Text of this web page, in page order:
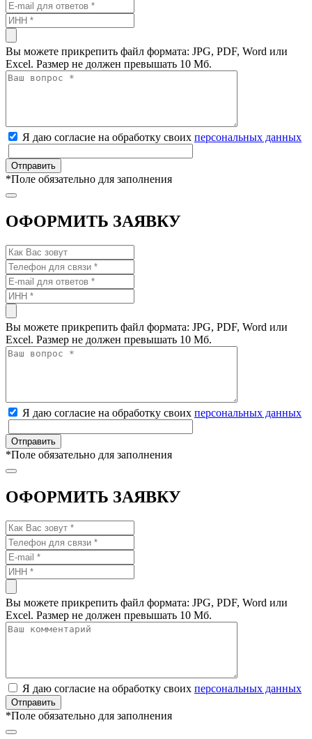
Вы можете прикрепить файл формата: JPG, PDF, Word или
Excel. Размер не должен превышать 10 Мб.
Я даю согласие на обработку своих персональных данных
*Поле обязательно для заполнения
ОФОРМИТЬ ЗАЯВКУ
Вы можете прикрепить файл формата: JPG, PDF, Word или
Excel. Размер не должен превышать 10 Мб.
Я даю согласие на обработку своих персональных данных
*Поле обязательно для заполнения
ОФОРМИТЬ ЗАЯВКУ
Вы можете прикрепить файл формата: JPG, PDF, Word или
Excel. Размер не должен превышать 10 Мб.
Я даю согласие на обработку своих персональных данных
*Поле обязательно для заполнения